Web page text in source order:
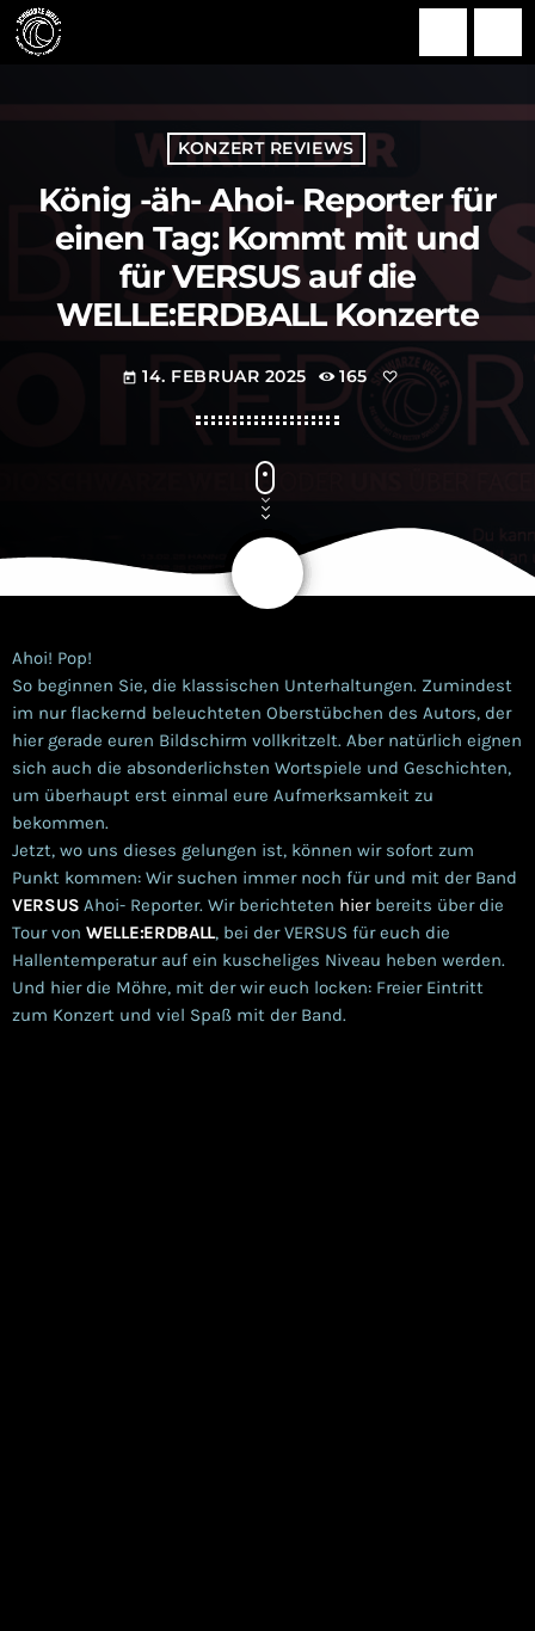
KONZERT REVIEWS
König -äh- Ahoi- Reporter für
einen Tag: Kommt mit und
für VERSUS auf die
WELLE:ERDBALL Konzerte
today 14. FEBRUAR 2025 165
Ahoi! Pop!
So beginnen Sie, die klassischen Unterhaltungen. Zumindest
im nur flackernd beleuchteten Oberstübchen des Autors, der
hier gerade euren Bildschirm vollkritzelt. Aber natürlich eignen
sich auch die absonderlichsten Wortspiele und Geschichten,
um überhaupt erst einmal eure Aufmerksamkeit zu
bekommen.
Jetzt, wo uns dieses gelungen ist, können wir sofort zum
Punkt kommen: Wir suchen immer noch für und mit der Band
VERSUS Ahoi- Reporter. Wir berichteten hierbereits über die
Tour von WELLE:ERDBALL, bei der VERSUS für euch die
Hallentemperatur auf ein kuscheliges Niveau heben werden.
Und hier die Möhre, mit der wir euch locken: Freier Eintritt
zum Konzert und viel Spaß mit der Band.